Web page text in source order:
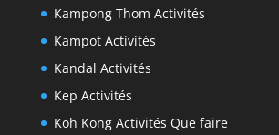
Kampong Thom Activités
Kampot Activités
Kandal Activités
Kep Activités
Koh Kong Activités Que faire